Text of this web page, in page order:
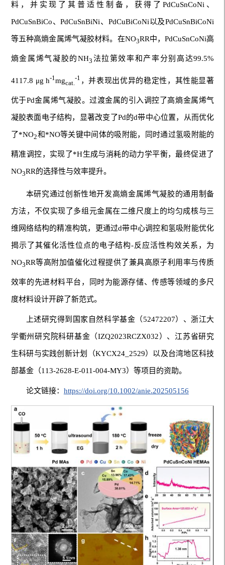
料，并实现了其普适性制备，获得了PdCuSnCoNi、
PdCuSnBiCo、PdCuSnBiNi、PdCuBiCoNi以及PdCuSnBiCoNi
等五种高熵金属烯气凝胶材料。在NO3RR中，PdCuSnCoNi高
熵金属烯气凝胶的NH3 法拉第效率和产率分别高达99.5%
4117.8 μg h-1mgcat.
-1 ，并表现出优异的稳定性，其性能显著
优于Pd金属烯气凝胶。过渡金属的引入调控了高熵金属烯气
凝胶表面电子结构，显著改变了Pd的d带中心位置，从而优化
了*NO2和*NO等关键中间体的吸附能，同时通过氢吸附能的
精准调控，实现了*H生成与消耗的动力学平衡，最终促进了
NO3RR的选择性与效率提升。
本研究通过创新性地开发高熵金属烯气凝胶的通用制备
方法，不仅实现了多组元金属在二维尺度上的均匀成核与三
维网络结构的精准构筑，更通过d带中心调控和氢吸附能优化
揭示了其催化活性位点的电子结构-反应活性构效关系，为
NO3RR等高附加值催化过程提供了兼具高原子利用率与传质
效率的先进材料平台，同时为能源存储、传感等领域的多尺
度材料设计开辟了新范式。
上述研究得到国家自然科学基金（52472207）、浙江大
学衢州研究院科研基金（IZQ2023RCZX032）、江苏省研究
生科研与实践创新计划（KYCX24_2529）以及台湾地区科技
部基金（113-2628-E-011-004-MY3）等项目的资助。
论文链接： https://doi.org/10.1002/anie.202505156